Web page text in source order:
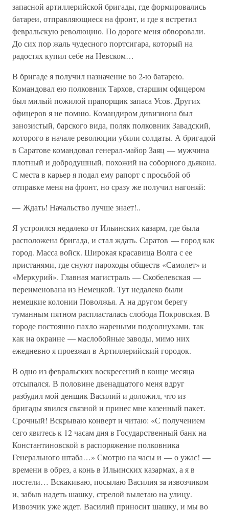
запасной артиллерийской бригады, где формировались
батареи, отправляющиеся на фронт, и где я встретил
февральскую революцию. По дороге меня обворовали.
До сих пор жаль чудесного портсигара, который на
радостях купил себе на Невском…
В бригаде я получил назначение во 2-ю батарею.
Командовал ею полковник Тархов, старшим офицером
был милый пожилой прапорщик запаса Усов. Других
офицеров я не помню. Командиром дивизиона был
занозистый, барского вида, поляк полковник Завадский,
которого в начале революции убили солдаты. А бригадой
в Саратове командовал генерал-майор Заяц — мужчина
плотный и добродушный, похожий на соборного дьякона.
С места в карьер я подал ему рапорт с просьбой об
отправке меня на фронт, но сразу же получил нагоняй:
— Ждать! Начальство лучше знает!..
Я устроился недалеко от Ильинских казарм, где была
расположена бригада, и стал ждать. Саратов — город как
город. Масса войск. Широкая красавица Волга с ее
пристанями, где снуют пароходы обществ «Самолет» и
«Меркурий». Главная магистраль — Скобелевская —
переименована из Немецкой. Тут недалеко были
немецкие колонии Поволжья. А на другом берегу
туманным пятном распласталась слобода Покровская. В
городе постоянно пахло жареными подсолнухами, так
как на окраине — маслобойные заводы, мимо них
ежедневно я проезжал в Артиллерийский городок.
В одно из февральских воскресений в конце месяца
отсыпался. В половине двенадцатого меня вдруг
разбудил мой денщик Василий и доложил, что из
бригады явился связной и принес мне казенный пакет.
Срочный! Вскрываю конверт и читаю: «С получением
сего явитесь к 12 часам дня в Государственный банк на
Константиновской в распоряжение полковника
Генерального штаба…» Смотрю на часы и — о ужас! —
времени в обрез, а конь в Ильинских казармах, а я в
постели… Вскакиваю, посылаю Василия за извозчиком
и, забыв надеть шашку, стрелой вылетаю на улицу.
Извозчик уже ждет. Василий приносит шашку, и мы во